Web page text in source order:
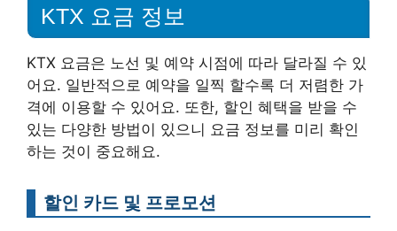
KTX 요금 정보
KTX 요금은 노선 및 예약 시점에 따라 달라질 수 있
어요. 일반적으로 예약을 일찍 할수록 더 저렴한 가
격에 이용할 수 있어요. 또한, 할인 혜택을 받을 수
있는 다양한 방법이 있으니 요금 정보를 미리 확인
하는 것이 중요해요.
할인 카드 및 프로모션